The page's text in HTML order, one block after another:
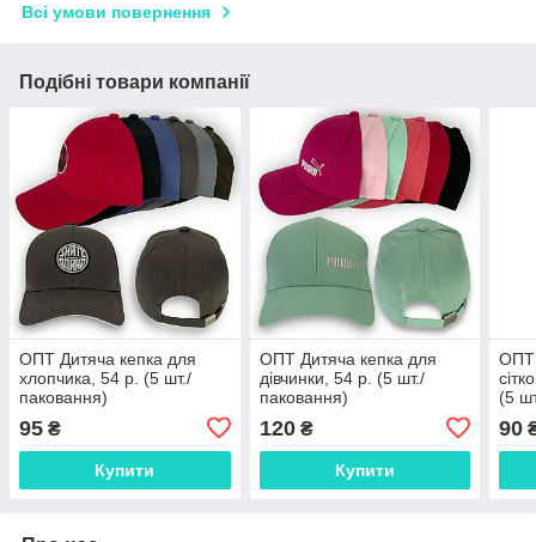
Всі умови повернення
Подібні товари компанії
ОПТ Дитяча кепка для
хлопчика, 54 р. (5 шт./
паковання)
95 ₴
Купити
ОПТ Дитяча кепка для
дівчинки, 54 р. (5 шт./
паковання)
120₴
Купити
ОПТ
(5
90